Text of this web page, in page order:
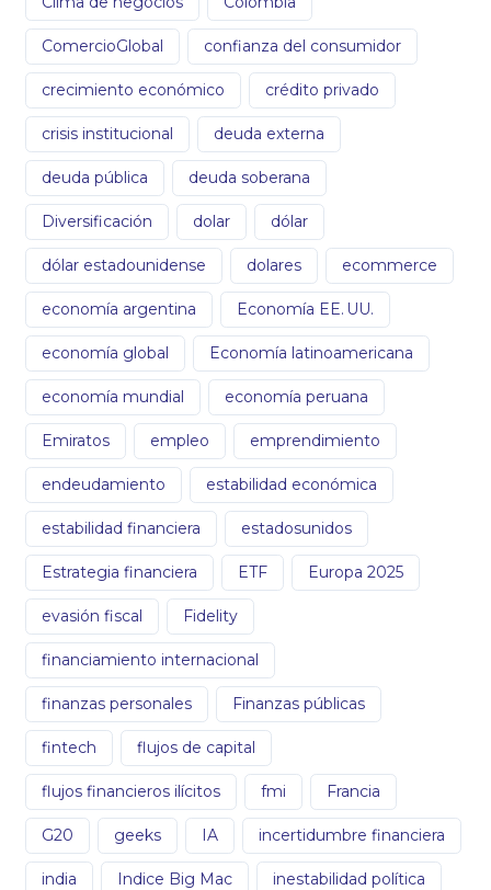
ComercioGlobal confianza del consumidor
crecimiento económico crédito privado
crisis institucional deuda externa
deuda pública deuda soberana
Diversificación dolar dólar
dólar estadounidense dolares ecommerce
economía argentina Economía EE. UU.
economía global Economía latinoamericana
economía mundial economía peruana
Emiratos empleo emprendimiento
endeudamiento estabilidad económica
estabilidad financiera estadosunidos
Estrategia financiera ETF Europa 2025
evasión fiscal Fidelity
financiamiento internacional
finanzas personales Finanzas públicas
fintech flujos de capital
flujos financieros ilícitos fmi Francia
G20 geeks IA incertidumbre financiera
india Indice Big Mac inestabilidad política